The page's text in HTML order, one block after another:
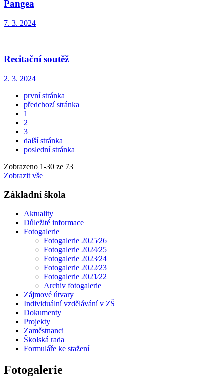
Pangea
7. 3. 2024
Recitační soutěž
2. 3. 2024
první stránka
předchozí stránka
1
2
3
další stránka
poslední stránka
Zobrazeno 1-30 ze 73
Zobrazit vše
Základní škola
Aktuality
Důležité informace
Fotogalerie
Fotogalerie 2025⁄26
Fotogalerie 2024⁄25
Fotogalerie 2023⁄24
Fotogalerie 2022⁄23
Fotogalerie 2021⁄22
Archiv fotogalerie
Zájmové útvary
Individuální vzdělávání v ZŠ
Dokumenty
Projekty
Zaměstnanci
Školská rada
Formuláře ke stažení
Fotogalerie